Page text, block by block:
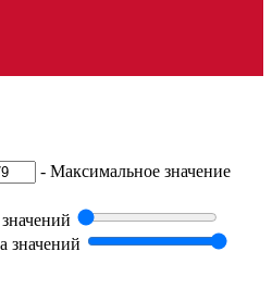
- Максимальное значение
значений